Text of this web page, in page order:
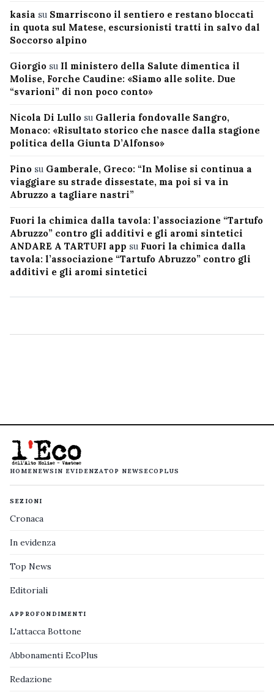
kasia su Smarriscono il sentiero e restano bloccati
in quota sul Matese, escursionisti tratti in salvo dal
Soccorso alpino
Giorgio su Il ministero della Salute dimentica il
Molise, Forche Caudine: «Siamo alle solite. Due
“svarioni” di non poco conto»
Nicola Di Lullo su Galleria fondovalle Sangro,
Monaco: «Risultato storico che nasce dalla stagione
politica della Giunta D’Alfonso»
Pino su Gamberale, Greco: “In Molise si continua a
viaggiare su strade dissestate, ma poi si va in
Abruzzo a tagliare nastri”
Fuori la chimica dalla tavola: l’associazione “Tartufo
Abruzzo” contro gli additivi e gli aromi sintetici
ANDARE A TARTUFI app su Fuori la chimica dalla
tavola: l’associazione “Tartufo Abruzzo” contro gli
additivi e gli aromi sintetici
HOMENEWS IN EVIDENZATOP NEWS ECOPLUS
SEZIONI
Cronaca
In evidenza
Top News
Editoriali
APPROFONDIMENTI
L'attacca Bottone
Abbonamenti EcoPlus
Redazione